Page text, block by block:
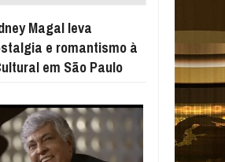
Magal leva
e romantismo à
em São Paulo